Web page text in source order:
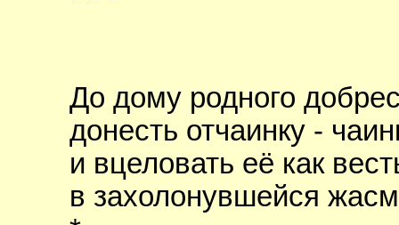
До дому родного
донесть отчаинку -
и вцеловать её как
в захолонувшейся